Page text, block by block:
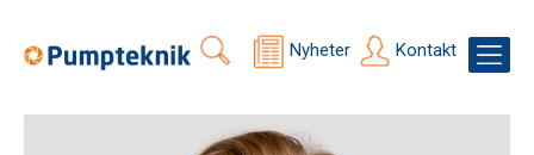
Nyheter Kontakt